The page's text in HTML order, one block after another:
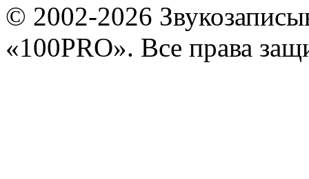
© 2002-2026
«100PRO». Все права